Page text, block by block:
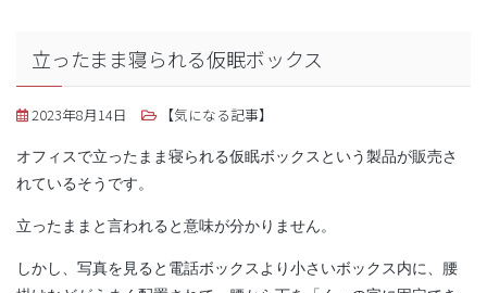
立ったまま寝られる仮眠ボックス
2023年8月14日 【気になる記事】
オフィスで立ったまま寝られる仮眠ボックスという製品が販売さ
れているそうです。
立ったままと言われると意味が分かりません。
しかし、写真を見ると電話ボックスより小さいボックス内に、腰